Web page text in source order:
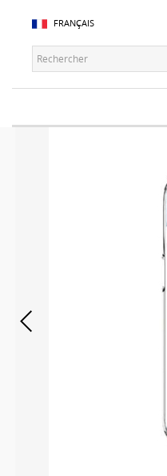
FRANÇAIS